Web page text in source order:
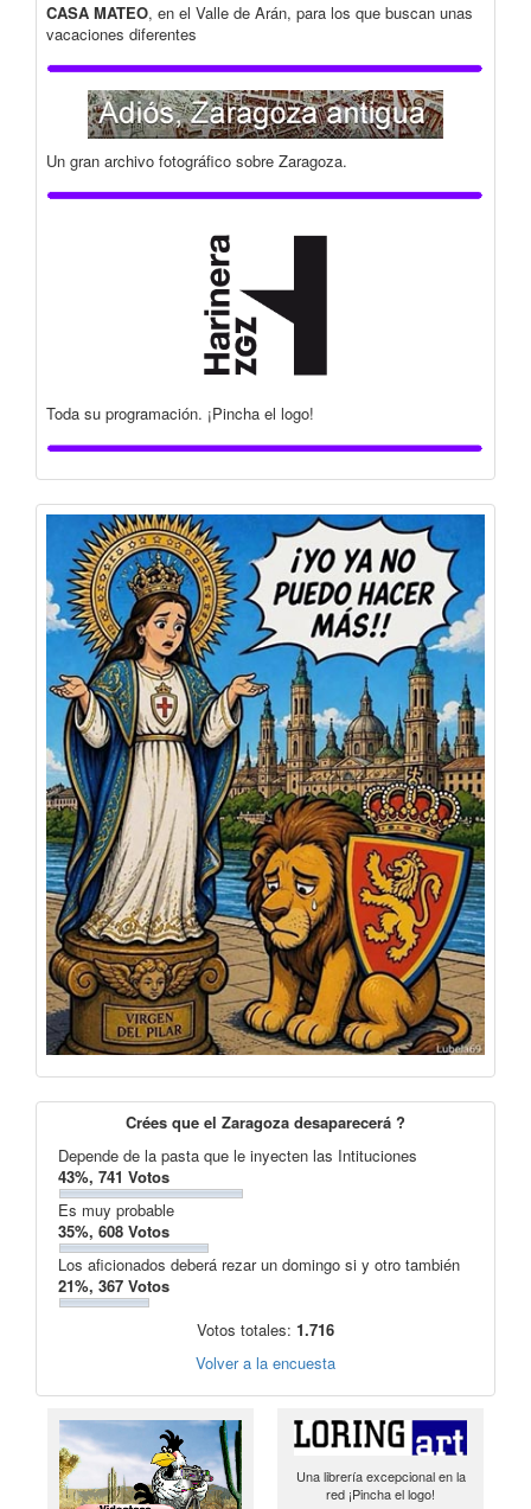
CASA MATEO, en el Valle de Arán, para los que buscan unas
vacaciones diferentes
Un gran archivo fotográfico sobre Zaragoza.
Toda su programación. ¡Pincha el logo!
Crées que el Zaragoza desaparecerá ?
Depende de la pasta que le inyecten las Intituciones
43%, 741 Votos
Es muy probable
35%, 608 Votos
Los aficionados deberá rezar un domingo si y otro también
21%, 367 Votos
Votos totales: 1.716
Volver a la encuesta
Una librería excepcional en la
red ¡Pincha el logo!